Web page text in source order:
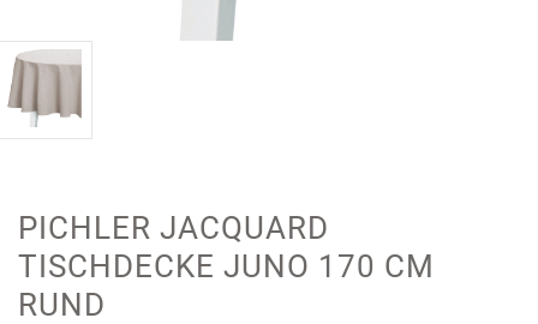
PICHLER JACQUARD
TISCHDECKE JUNO 170 CM
RUND